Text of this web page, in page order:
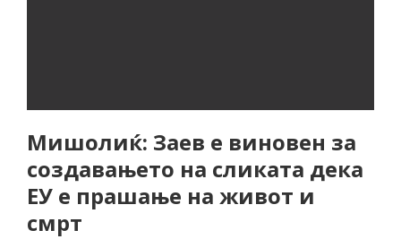
Мишолиќ: Заев е виновен за
создавањето на сликата дека
ЕУ е прашање на живот и
смрт